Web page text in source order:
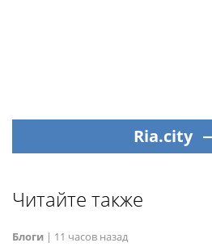
Ria.city
Читайте также
Блоги | 11 часов назад